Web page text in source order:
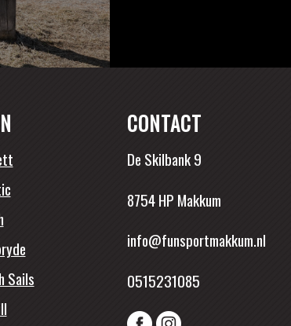
Sails
CONTACT
De Skilbank 9
8754 HP Makkum
info@funsportmakkum.nl
0515231085